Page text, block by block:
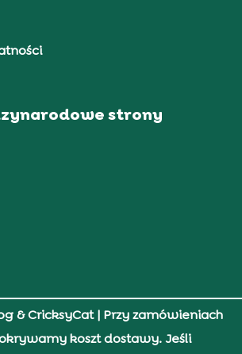
strony
& CricksyCat| Przy zamówieniach
koszt dostawy. Jeśli